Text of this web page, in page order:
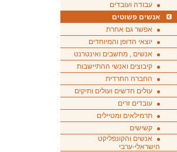
עבודה ועובדים
אנשים פשוטים
אפשר גם אחרת
יוצאי הדופן והמיוחדים
אנשים , מחשבים ואינטרנט
קיבוצים ואנשי ההתיישבות
החברה החרדית
עולים חדשים ועולים ותיקים
עובדים זרים
תרמילאים ומטיילים
קשישים
אנשים והקונפליקט
הישראלי-ערבי